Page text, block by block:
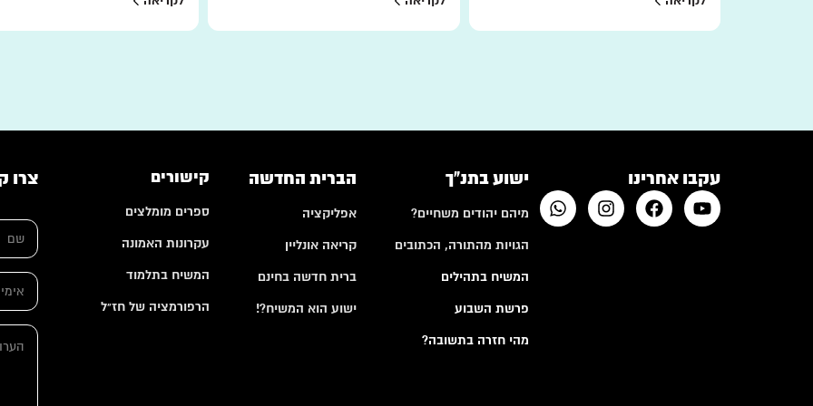
עקבו אחרינו ישוע בתנ"ך
מיהם יהודים משחיים?
הגויות מהתורה, הכתובים
המשיח בתהילים
פרשת השבוע
מהי חזרה בתשובה?
הברית החדשה
אפליקציה
קריאה אונליין
ברית חדשה בחינם
ישוע הוא המשיח?!
קישורים
ספרים מומלצים
עקרונות האמונה
המשיח בתלמוד
הרפורמציה של חז"ל
צרו
ש
*
א
מ
י
ים
ה